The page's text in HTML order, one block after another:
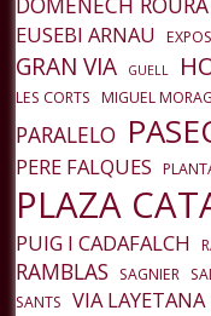
EUSEBI ARNAU
GRAN VIA GUELL
LES CORTS MIGUEL
PARALELO
PERE FALQUES
PLAZA
PUIG I CADAFALCH
RAMBLAS SAGNIER
SANTS VIA LAYETANA